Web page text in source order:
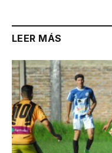
LEER MÁS